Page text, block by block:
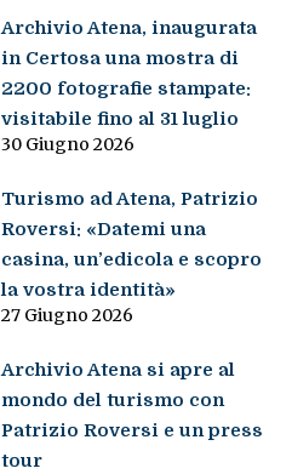
Archivio Atena, inaugurata
in Certosa una mostra di
2200 fotografie stampate:
visitabile fino al 31 luglio
30 Giugno 2026
Turismo ad Atena, Patrizio
Roversi: «Datemi una
casina, un’edicola e scopro
la vostra identità»
27 Giugno 2026
Archivio Atena si apre al
mondo del turismo con
Patrizio Roversi e un press
tour